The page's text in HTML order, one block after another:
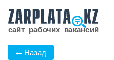
← Назад